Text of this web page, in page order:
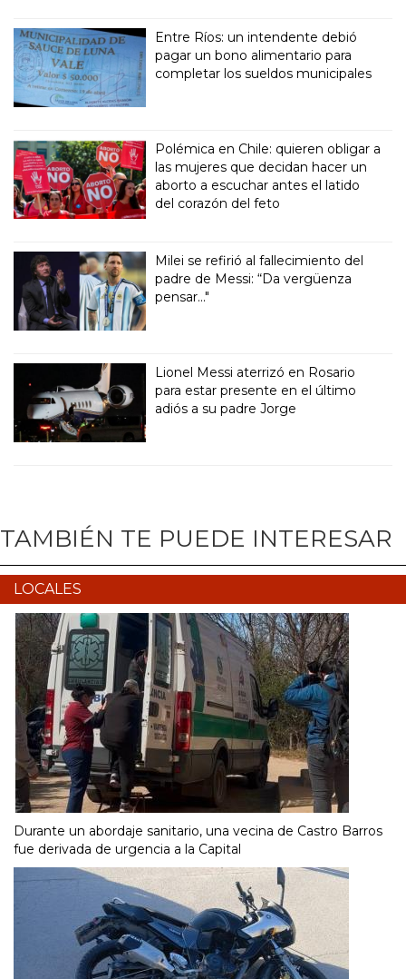
Entre Ríos: un intendente debió
pagar un bono alimentario para
completar los sueldos municipales
Polémica en Chile: quieren obligar a
las mujeres que decidan hacer un
aborto a escuchar antes el latido
del corazón del feto
Milei se refirió al fallecimiento del
padre de Messi: “Da vergüenza
pensar..."
Lionel Messi aterrizó en Rosario
para estar presente en el último
adiós a su padre Jorge
TAMBIÉN TE PUEDE INTERESAR
LOCALES
Durante un abordaje sanitario, una vecina de Castro Barros
fue derivada de urgencia a la Capital